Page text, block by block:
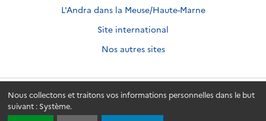
Nous collectons et traitons vos informations personnelles dans le but
suivant : Système.
L'Andra dans la Meuse/Haute-Marne
Site international
Nos autres sites
Andra.fr © 2026 - Andra. Tous droits réservés.